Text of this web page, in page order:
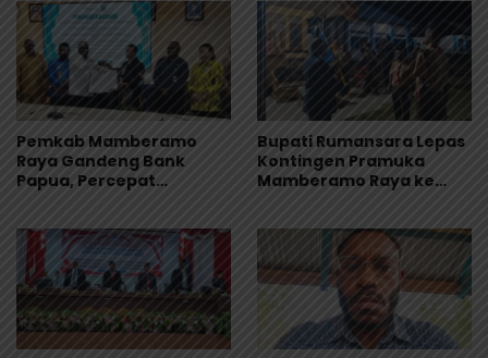
Pemkab Mamberamo
Raya Gandeng Bank
Papua, Percepat
Bupati Rumansara Lepas
Kontingen Pramuka
Mamberamo Raya ke